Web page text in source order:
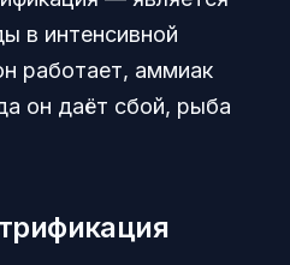
в интенсивной
работает, аммиак
он даёт сбой, рыба